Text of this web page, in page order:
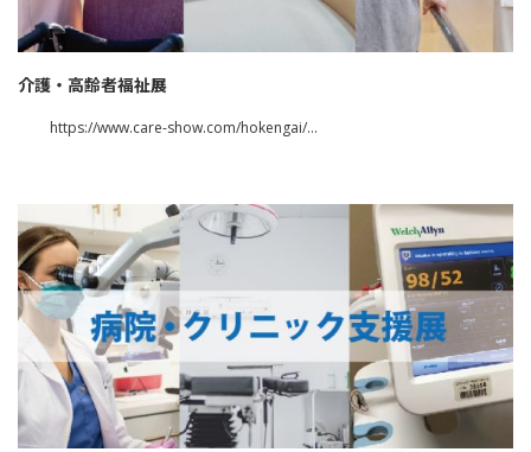
介護・高齢者福祉展
https://www.care-show.com/hokengai/…